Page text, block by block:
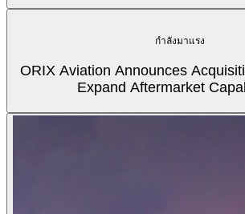
กำลังมาแรง
ORIX Aviation Announces
Expand Aftermarket